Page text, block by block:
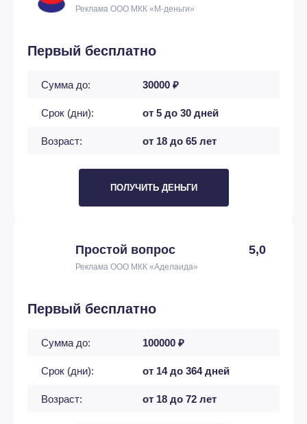
Реклама ООО МКК «М-деньги»
Первый бесплатно
Сумма до: 30000 ₽
Срок (дни): от 5 до 30 дней
Возраст: от 18 до 65 лет
ПОЛУЧИТЬ ДЕНЬГИ
Простой вопрос 5,0
Реклама ООО МКК «Аделаида»
Первый бесплатно
Сумма до: 100000 ₽
Срок (дни): от 14 до 364 дней
Возраст: от 18 до 72 лет